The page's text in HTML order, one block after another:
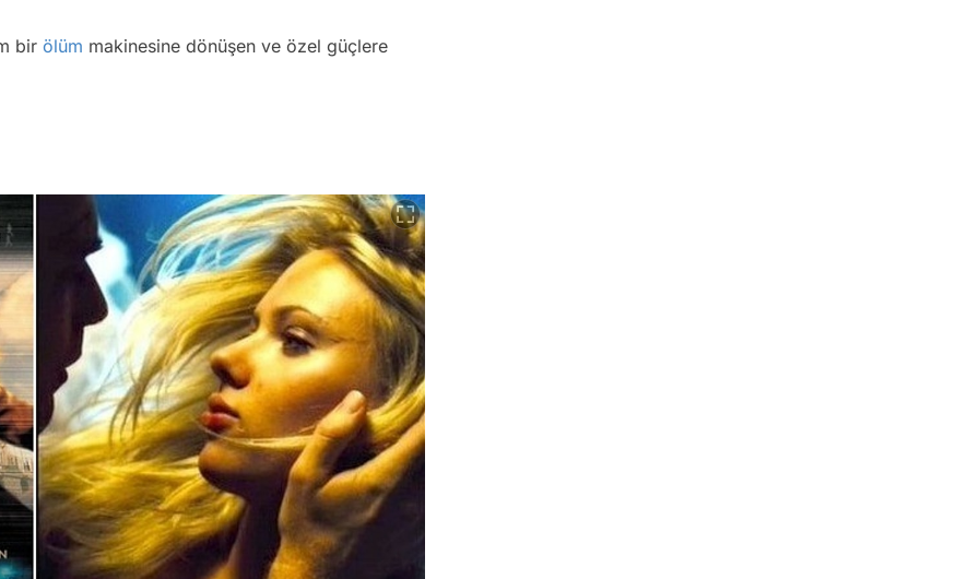
bir ölüm makinesine dönüşen ve özel güçlere